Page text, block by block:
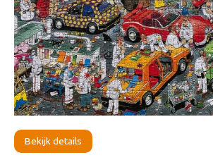
Bekijk details